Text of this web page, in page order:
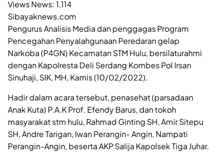
Views News: 1,114
Sibayaknews.com
Pengurus Analisis Media dan penggagas Program
Pencegahan Penyalahgunaan Peredaran gelap
Narkoba (P4GN) Kecamatan STM Hulu, bersilaturahmi
dengan Kapolresta Deli Serdang Kombes Pol Irsan
Sinuhaji, SIK, MH, Kamis (10/02/2022).
Hadir dalam acara tersebut, penasehat (parsadaan
Anak Kuta) P.A.K Prof. Efendy Barus, dan tokoh
masyarakat stm hulu, Rahmad Ginting SH, Amir Sitepu
SH, Andre Tarigan, Iwan Perangin- Angin, Nampati
Perangin-Angin, beserta AKP Salija Kapolsek Tiga Juhar.